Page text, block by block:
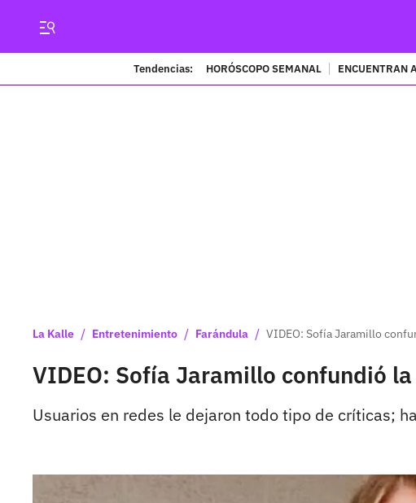
Tendencias: HORÓSCOPO SEMANAL ENCUENTRAN
La Kalle / Entretenimiento / Farándula / VIDEO: Sofía Jaramillo
VIDEO: Sofía Jaramillo confundió
Usuarios en redes le dejaron todo tipo de críticas;